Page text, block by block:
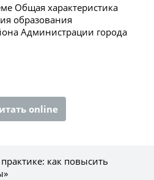
Общая характеристика
образования
Администрации города
online
как повысить